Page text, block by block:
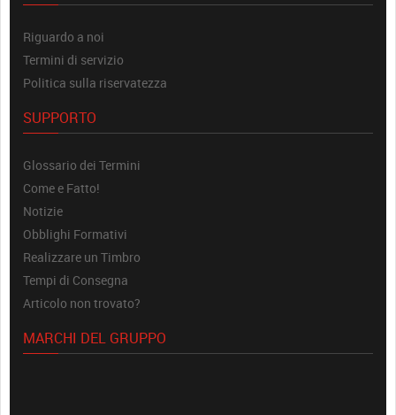
Riguardo a noi
Termini di servizio
Politica sulla riservatezza
SUPPORTO
Glossario dei Termini
Come e Fatto!
Notizie
Obblighi Formativi
Realizzare un Timbro
Tempi di Consegna
Articolo non trovato?
MARCHI DEL GRUPPO